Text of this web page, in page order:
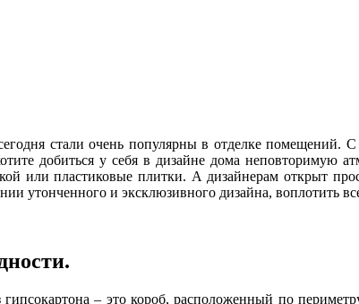
стали очень популярны в отделке помещений.
добиться у себя в дизайне дома неповторимую
или пластиковые плитки. А дизайнерам открыт
утонченного и эксклюзивного дизайна, воплотить
– это короб, расположенный по